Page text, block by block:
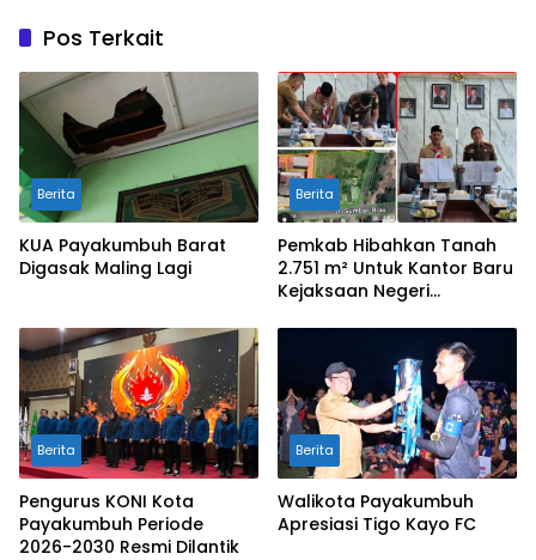
Pos Terkait
Berita
KUA Payakumbuh Barat
Digasak Maling Lagi
Berita
Pemkab Hibahkan Tanah
2.751 m² Untuk Kantor Baru
Kejaksaan Negeri
Berita
Pengurus KONI Kota
Payakumbuh Periode
2026-2030 Resmi Dilantik
Berita
Walikota Payakumbuh
Apresiasi Tigo Kayo FC